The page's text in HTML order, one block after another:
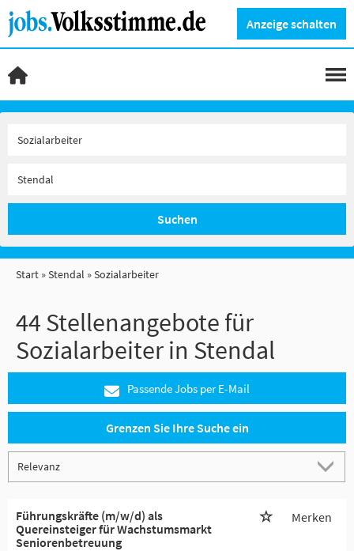
Anzeige schalten
Suchen
Start Stendal Sozialarbeiter
44 Stellenangebote für
Sozialarbeiter in Stendal
Passende Jobs per E-Mail
Grenzen Sie Ihre Suche ein
Führungskräfte (m/w/d) als
Quereinsteiger für Wachstumsmarkt
Seniorenbetreuung
Merken